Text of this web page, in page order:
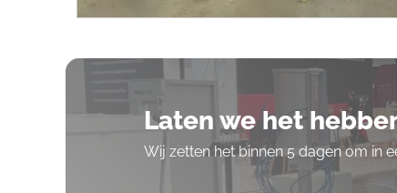
Laten we het
Wij zetten het binnen 5 dagen om in